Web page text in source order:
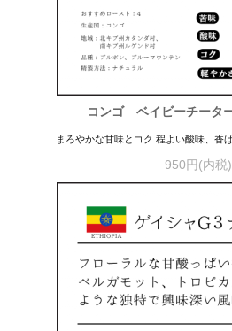
コンゴ ベイビーチータ
まろやかな甘味とコク 程よい酸味、香
950円(内税)